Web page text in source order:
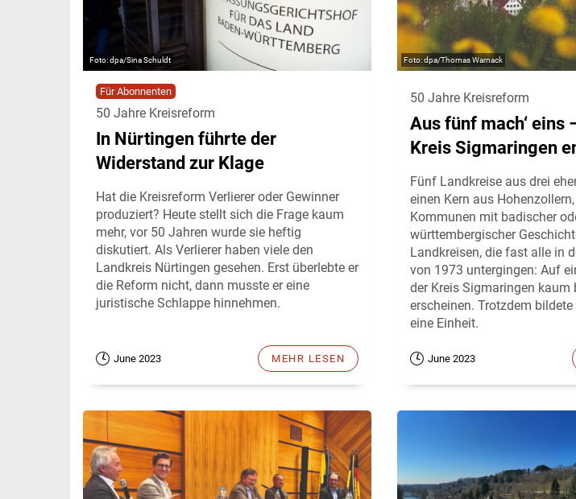
dpa/Sina Schuldt
Für Abonnenten
50 Jahre Kreisreform
In Nürtingen führte der
Widerstand zur Klage
Hat die Kreisreform Verlierer oder Gewinner
produziert? Heute stellt sich die Frage kaum
mehr, vor 50 Jahren wurde sie heftig
diskutiert. Als Verlierer haben viele den
Landkreis Nürtingen gesehen. Erst überlebte er
die Reform nicht, dann musste er eine
juristische Schlappe hinnehmen.
June 2023 MEHR LESEN
dpa/Thomas Warnack
50 Jahre Kreisreform
Aus fünf mach‘ eins
Kreis Sigmaringen
Fünf Landkreise aus drei
einen Kern aus
Kommunen mit badischer
württembergischer
Landkreisen, die fast alle in
von 1973 untergingen: Auf
der Kreis Sigmaringen kaum
erscheinen. Trotzdem
eine Einheit.
June 2023